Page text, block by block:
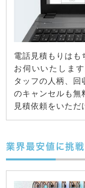
電話見積もりはも
お伺いいたしま
タッフの人柄、回
のキャンセルも無
見積依頼をいただ
業界最安値に挑戦